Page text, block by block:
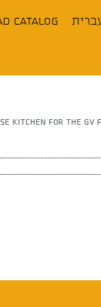
Catalog
Kitchen for the